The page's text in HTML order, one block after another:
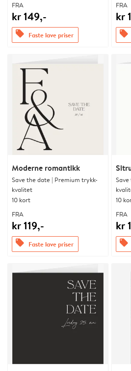
FRA
kr 149,-
offers Faste lave priser
FRA
kr
offers
Moderne romantikk
Save the date | Premium trykk-
kvalitet
10 kort
FRA
kr 119,-
offers Faste lave priser
10
FRA
kr
offers